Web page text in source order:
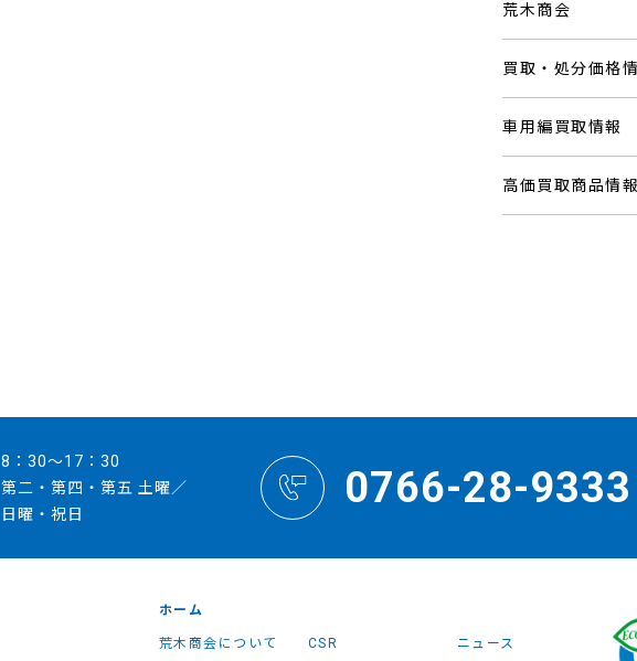
荒木商会
買取・処分価格
車用編買取情報
高価買取商品情
8：30～17：30
第二・第四・第五 土曜／
日曜・祝日
0766-28-9333
ホーム
荒木商会について CSR ニュース